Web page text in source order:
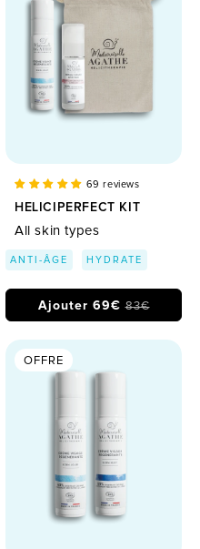
69 reviews
HELICIPERFECT KIT
All skin types
ANTI-ÂGE HYDRATE
Ajouter 69€83€
OFFRE